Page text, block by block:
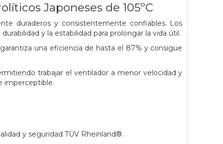
Japoneses de 105ºC
duraderos y consistentemente confiables. Los
y la estabilidad para prolongar la vida útil.
una eficiencia de hasta el 87% y consigue
trabajar el ventilador a menor velocidad y
imperceptible.
y seguridad TÜV Rheinland®.